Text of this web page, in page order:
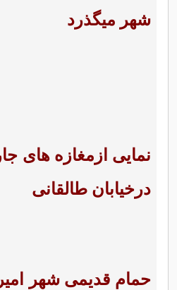
شهر میگذرد
نمایی ازمغازه های
درخیابان طالقانی
حمام قدیمی شهر